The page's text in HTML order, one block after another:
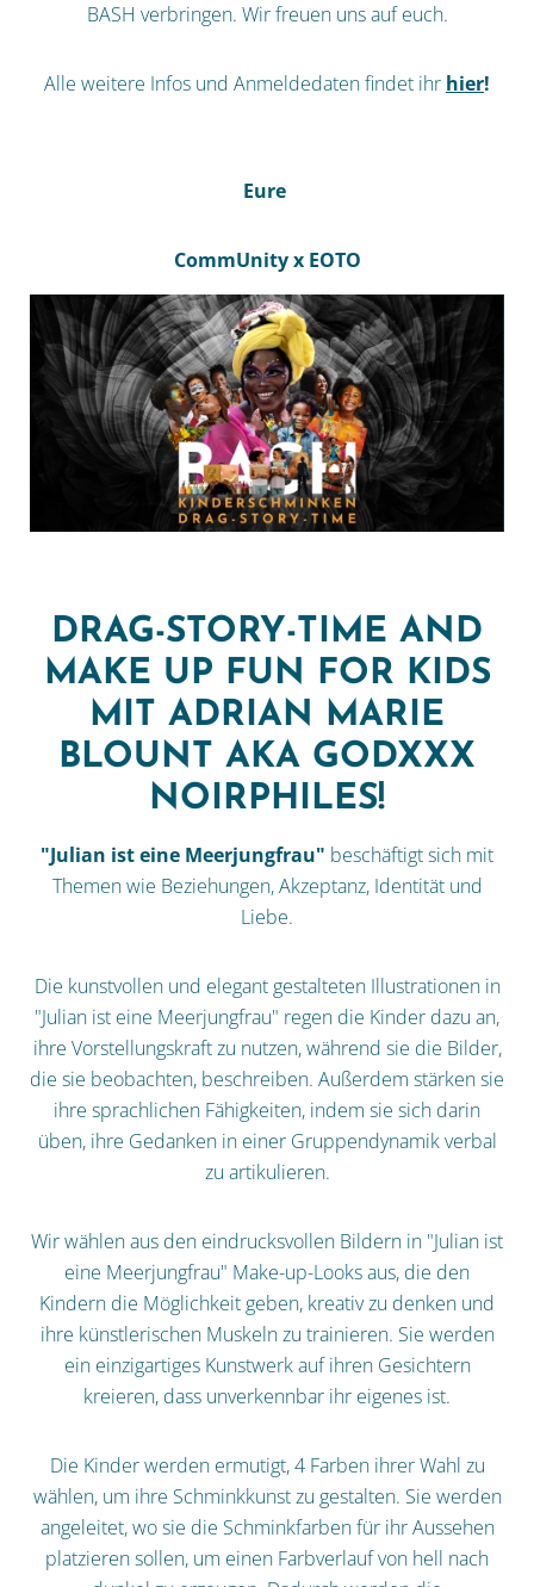
BASH verbringen. Wir freuen uns auf euch.
Alle weitere Infos und Anmeldedaten findet ihr hier!
Eure
CommUnity x EOTO
DRAG-STORY-TIME AND
MAKE UP FUN FOR KIDS
MIT ADRIAN MARIE
BLOUNT AKA GODXXX
NOIRPHILES!
"Julian ist eine Meerjungfrau" beschäftigt sich mit
Themen wie Beziehungen, Akzeptanz, Identität und
Liebe.
Die kunstvollen und elegant gestalteten Illustrationen in
"Julian ist eine Meerjungfrau" regen die Kinder dazu an,
ihre Vorstellungskraft zu nutzen, während sie die Bilder,
die sie beobachten, beschreiben. Außerdem stärken sie
ihre sprachlichen Fähigkeiten, indem sie sich darin
üben, ihre Gedanken in einer Gruppendynamik verbal
zu artikulieren.
Wir wählen aus den eindrucksvollen Bildern in "Julian ist
eine Meerjungfrau" Make-up-Looks aus, die den
Kindern die Möglichkeit geben, kreativ zu denken und
ihre künstlerischen Muskeln zu trainieren. Sie werden
ein einzigartiges Kunstwerk auf ihren Gesichtern
kreieren, dass unverkennbar ihr eigenes ist.
Die Kinder werden ermutigt, 4 Farben ihrer Wahl zu
wählen, um ihre Schminkkunst zu gestalten. Sie werden
angeleitet, wo sie die Schminkfarben für ihr Aussehen
platzieren sollen, um einen Farbverlauf von hell nach